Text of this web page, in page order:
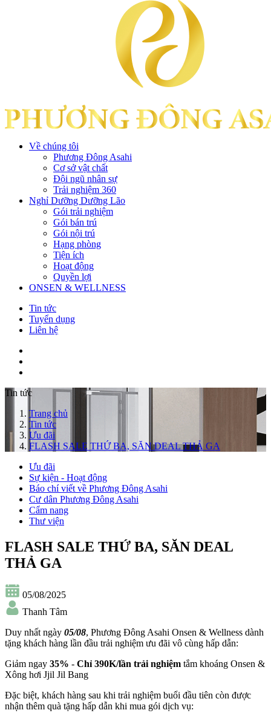
Về chúng tôi
Phương Đông Asahi
Cơ sở vật chất
Đội ngũ nhân sự
Trải nghiệm 360
Nghỉ Dưỡng Dưỡng Lão
Gói trải nghiệm
Gói bán trú
Gói nội trú
Hạng phòng
Tiện ích
Hoạt động
Quyền lợi
ONSEN & WELLNESS
Tin tức
Tuyển dụng
Liên hệ
Tin tức
Trang chủ
Tin tức
Ưu đãi
FLASH SALE THỨ BA, SĂN DEAL THẢ GA
Ưu đãi
Sự kiện - Hoạt động
Báo chí viết về Phương Đông Asahi
Cư dân Phương Đông Asahi
Cẩm nang
Thư viện
FLASH SALE THỨ BA, SĂN DEAL
THẢ GA
05/08/2025
Thanh Tâm
Duy nhất ngày 05/08, Phương Đông Asahi Onsen & Wellness dành
tặng khách hàng lần đầu trải nghiệm ưu đãi vô cùng hấp dẫn:
Giảm ngay 35% - Chỉ 390K/lần trải nghiệm tắm khoáng Onsen &
Xông hơi Jjil Jil Bang
Đặc biệt, khách hàng sau khi trải nghiệm buổi đầu tiên còn được
nhận thêm quà tặng hấp dẫn khi mua gói dịch vụ: